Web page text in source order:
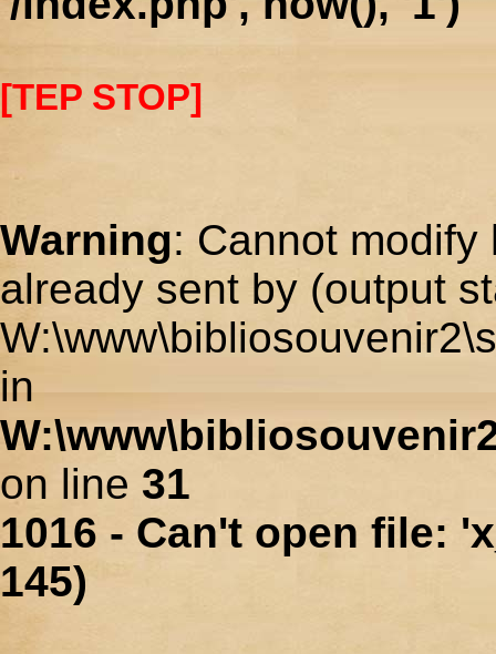
[TEP STOP]
Warning: Cannot
already sent by (output
in
on line 31
1016 - Can't open file:
145)